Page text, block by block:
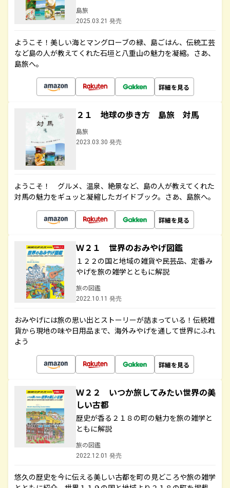
島旅
2025.03.21 発売
ようこそ！美しい海とマングローブの緑、島ごはん、伝統工芸
など島の人が教えてくれた石垣と八重山の魅力を凝縮。さあ、
島旅へ。
詳細を見る
２１ 地球の歩き方 島旅 対馬
島旅
2023.03.30 発売
ようこそ！ グルメ、温泉、絶景など、島の人が教えてくれた
対馬の魅力をギュッと凝縮したガイドブック。さあ、島旅へ。
詳細を見る
Ｗ２１ 世界のおみやげ図鑑
１２２の国と地域の雑貨や民芸品、定番み
やげを旅の雑学とともに解説
旅の図鑑
2022.10.11 発売
おみやげには旅の思い出とストーリーが詰まっている！伝統雑
貨から現地の味や日用品まで、海外みやげを通して世界にふれ
よう
詳細を見る
Ｗ２２ いつか旅してみたい世界の美
しい古都
歴史が香る２１８の町の魅力を旅の雑学と
ともに解説
旅の図鑑
2022.12.01 発売
悠久の歴史を今に伝える美しい古都を町の見どころや旅の雑学